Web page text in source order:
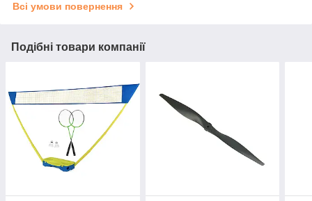
Всі умови повернення
Подібні товари компанії